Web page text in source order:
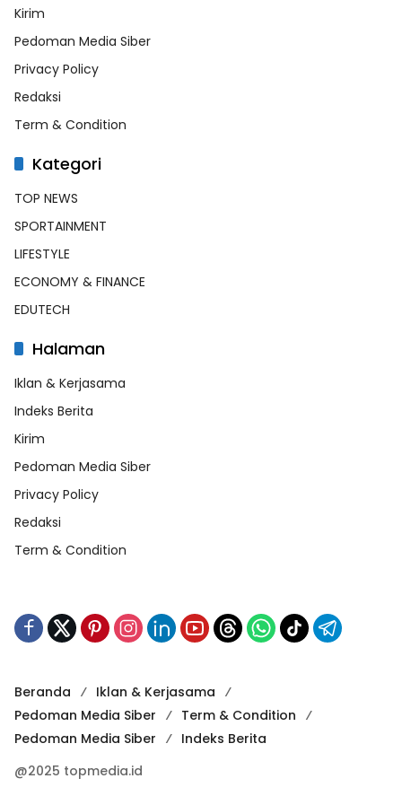
Kirim
Pedoman Media Siber
Privacy Policy
Redaksi
Term & Condition
Kategori
TOP NEWS
SPORTAINMENT
LIFESTYLE
ECONOMY & FINANCE
EDUTECH
Halaman
Iklan & Kerjasama
Indeks Berita
Kirim
Pedoman Media Siber
Privacy Policy
Redaksi
Term & Condition
Beranda
Iklan & Kerjasama
Pedoman Media Siber
Term & Condition
Pedoman Media Siber
Indeks Berita
@2025 topmedia.id